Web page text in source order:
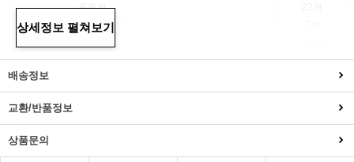
전
육원전
두부전
꼬치전
5장
상세정보 펼쳐보기
배송정보
교환/반품정보
상품문의